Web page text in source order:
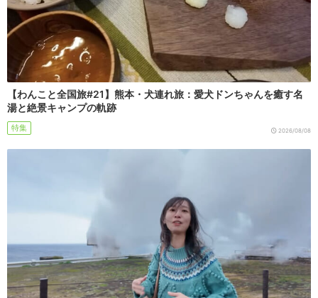
【わんこと全国旅#21】熊本・犬連れ旅：愛犬ドンちゃんを癒す名
湯と絶景キャンプの軌跡
特集 2026/08/08